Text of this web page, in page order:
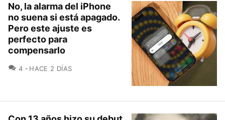
No, la alarma del iPhone
no suena si está apagado.
Pero este ajuste es
perfecto para
compensarlo
4 COMENTARIOS
HACE 2 DÍAS